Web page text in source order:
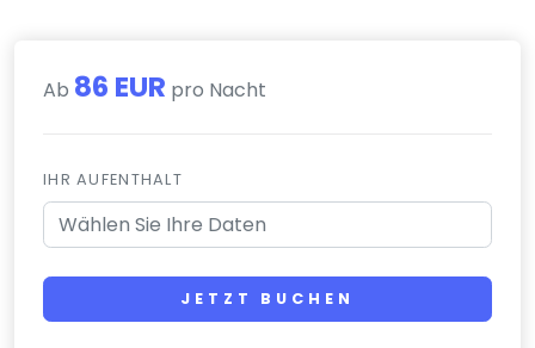
Ab 86 EUR pro Nacht
IHR AUFENTHALT
JETZT BUCHEN